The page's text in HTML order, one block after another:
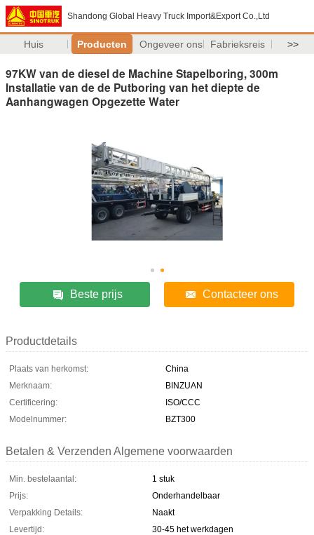
Shandong Global Heavy Truck Import&Export Co.,Ltd
Huis Producten Ongeveer ons Fabrieksreis >>
97KW van de diesel de Machine Stapelboring, 300m
Installatie van de de Putboring van het diepte de
Aanhangwagen Opgezette Water
Beste prijs Contacteer ons
Productdetails
Plaats van herkomst:
China
Merknaam:
BINZUAN
Certificering:
ISO/CCC
Modelnummer:
BZT300
Betalen & Verzenden Algemene voorwaarden
Min. bestelaantal:
1 stuk
Prijs:
Onderhandelbaar
Verpakking Details:
Naakt
Levertijd:
30-45 het werkdagen